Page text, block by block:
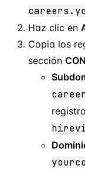
Haz clic en
Copia los
sección